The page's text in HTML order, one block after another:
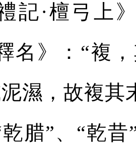
記·檀弓上
名》：“複
濕，故複其
腊”、“乾